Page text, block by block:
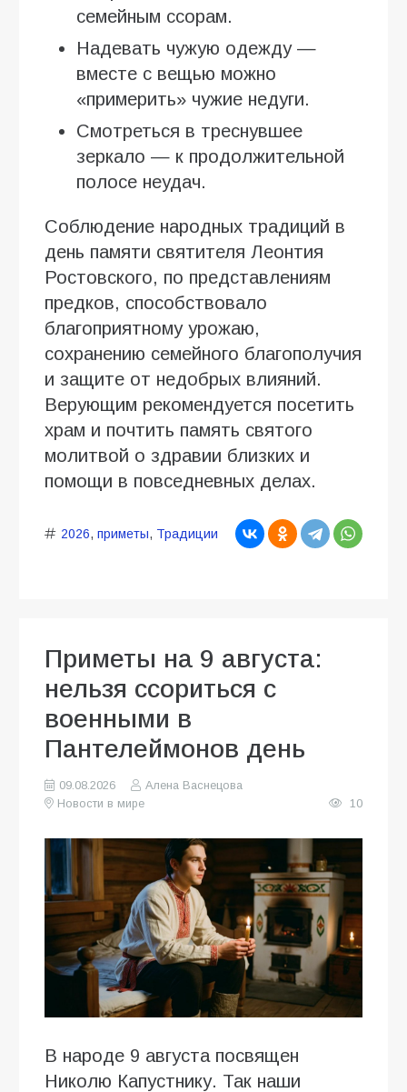
семейным ссорам.
Надевать чужую одежду —
вместе с вещью можно
«примерить» чужие недуги.
Смотреться в треснувшее
зеркало — к продолжительной
полосе неудач.
Соблюдение народных традиций в
день памяти святителя Леонтия
Ростовского, по представлениям
предков, способствовало
благоприятному урожаю,
сохранению семейного благополучия
и защите от недобрых влияний.
Верующим рекомендуется посетить
храм и почтить память святого
молитвой о здравии близких и
помощи в повседневных делах.
2026, приметы, Традиции
Приметы на 9 августа:
нельзя ссориться с
военными в
Пантелеймонов день
09.08.2026
Алена Васнецова
Новости в мире
10
В народе 9 августа посвящен
Николю Капустнику. Так наши